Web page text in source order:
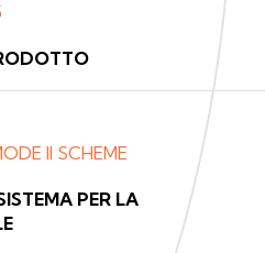
II SCHEME
PER LA